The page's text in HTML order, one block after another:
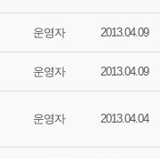
운영자 2013.04.09
운영자 2013.04.09
운영자 2013.04.04